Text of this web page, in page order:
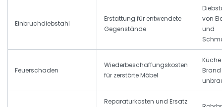
Einbruchdiebstahl
Erstattung für entwendete
Gegenstände
von
und
Feuerschaden
Wiederbeschaffungskosten
für zerstörte Möbel
Brand
Reparaturkosten und Ersatz